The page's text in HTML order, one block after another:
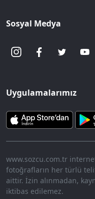
Sosyal Medya
Uygulamalarımız
www.sozcu.com.tr
fotoğrafların her türlü telif
aittir. İzin alınmadan,
iktibas edilemez.